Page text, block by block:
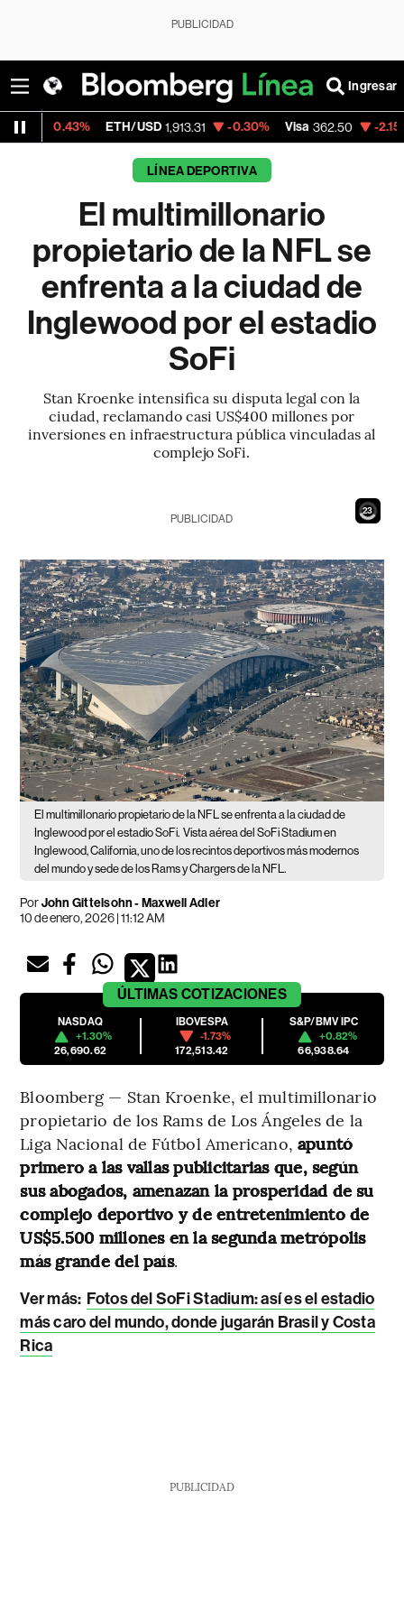
PUBLICIDAD
Ingresar
ETH/USD 1,913.31 -0.30% Visa 362.50 -2.15%
LÍNEA DEPORTIVA
El multimillonario
propietario de la NFL se
enfrenta a la ciudad de
Inglewood por el estadio
SoFi
Stan Kroenke intensifica su disputa legal con la
ciudad, reclamando casi US$400 millones por
inversiones en infraestructura pública vinculadas al
complejo SoFi.
21
PUBLICIDAD
El multimillonario propietario de la NFL se enfrenta a la ciudad de
Inglewood por el estadio SoFi. Vista aérea del SoFi Stadium en
Inglewood, California, uno de los recintos deportivos más modernos
del mundo y sede de los Rams y Chargers de la NFL.
PorJohn Gittelsohn - Maxwell Adler
10 de enero, 2026 | 11:12 AM
ÚLTIMAS COTIZACIONES
NASDAQ
+1.30%
26,690.62
IBOVESPA
-1.73%
172,513.42
S&P/BMV IPC
+0.82%
66,938.64
Bloomberg — Stan Kroenke, el multimillonario
propietario de los Rams de Los Ángeles de la
Liga Nacional de Fútbol Americano, apuntó
primero a las vallas publicitarias que, según
sus abogados, amenazan la prosperidad de su
complejo deportivo y de entretenimiento de
US$5.500 millones en la segunda metrópolis
más grande del país.
Ver más: Fotos del SoFi Stadium: así es el estadio
más caro del mundo, donde jugarán Brasil y Costa
Rica
PUBLICIDAD